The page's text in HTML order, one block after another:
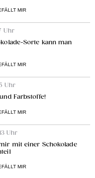
MIR
Uhr
Sorte kann man
MIR
Uhr
Farbstoffe!
MIR
Uhr
mit einer Schokolade
MIR